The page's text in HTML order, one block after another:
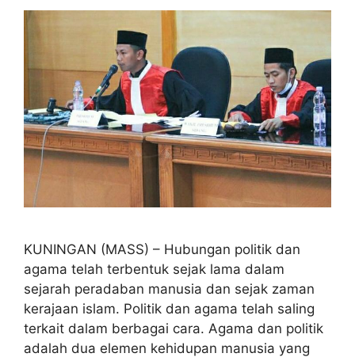
KUNINGAN (MASS) – Hubungan politik dan
agama telah terbentuk sejak lama dalam
sejarah peradaban manusia dan sejak zaman
kerajaan islam. Politik dan agama telah saling
terkait dalam berbagai cara. Agama dan politik
adalah dua elemen kehidupan manusia yang